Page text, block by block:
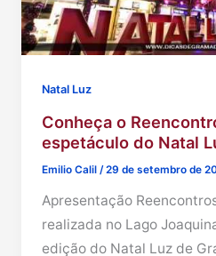
Natal Luz
Conheça o
espetáculo do Natal
Emilio Calil/29 de setembro de
Apresentação
realizada no Lago
edição do Natal Luz de